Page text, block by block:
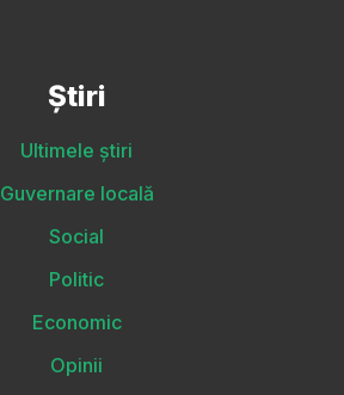
Știri
Ultimele știri
Guvernare locală
Social
Politic
Economic
Opinii